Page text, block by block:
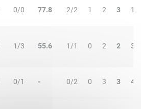
0/0 77.8 2/2 1 2 3 1
1/3 55.6 1/1 0 2 2 3
0/1 - 0/2 0 3 3 4